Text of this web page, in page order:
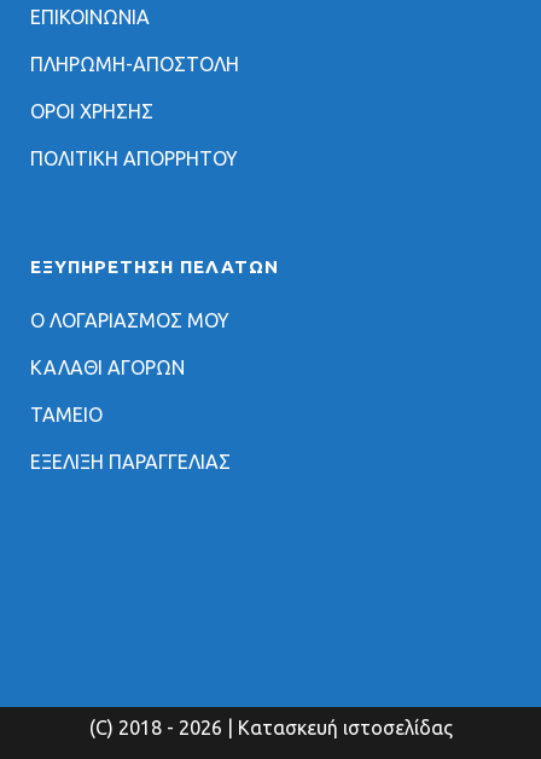
ΕΠΙΚΟΙΝΩΝΙΑ
ΠΛΗΡΩΜΗ-ΑΠΟΣΤΟΛΗ
ΟΡΟΙ ΧΡΗΣΗΣ
ΠΟΛΙΤΙΚΗ ΑΠΟΡΡΗΤΟΥ
ΕΞΥΠΗΡΈΤΗΣΗ ΠΕΛΑΤΏΝ
Ο ΛΟΓΑΡΙΑΣΜΟΣ ΜΟΥ
ΚΑΛΑΘΙ ΑΓΟΡΩΝ
ΤΑΜΕΙΟ
ΕΞΕΛΙΞΗ ΠΑΡΑΓΓΕΛΙΑΣ
(C) 2018 - 2026 | Κατασκευή ιστοσελίδας